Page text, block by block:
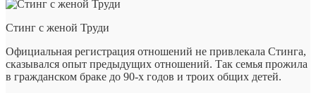
Стинг с женой Труди
Официальная регистрация отношений не привлекала Стинга,
сказывался опыт предыдущих отношений. Так семья прожила
в гражданском браке до 90-х годов и троих общих детей.